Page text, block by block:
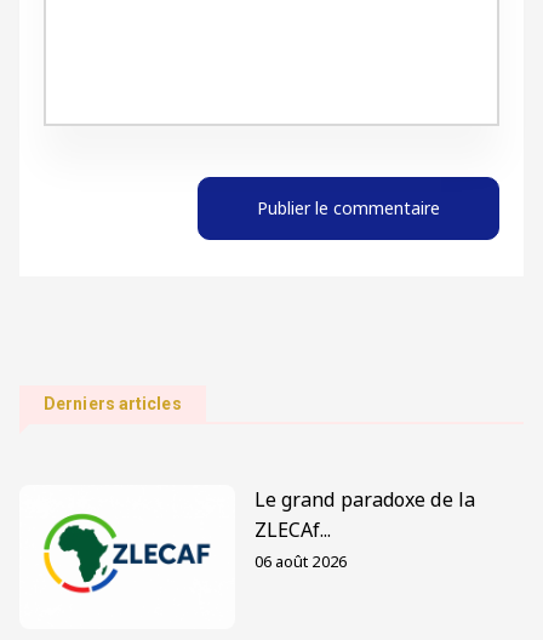
Publier le commentaire
Derniers articles
Le grand paradoxe de la
ZLECAf...
06 août 2026